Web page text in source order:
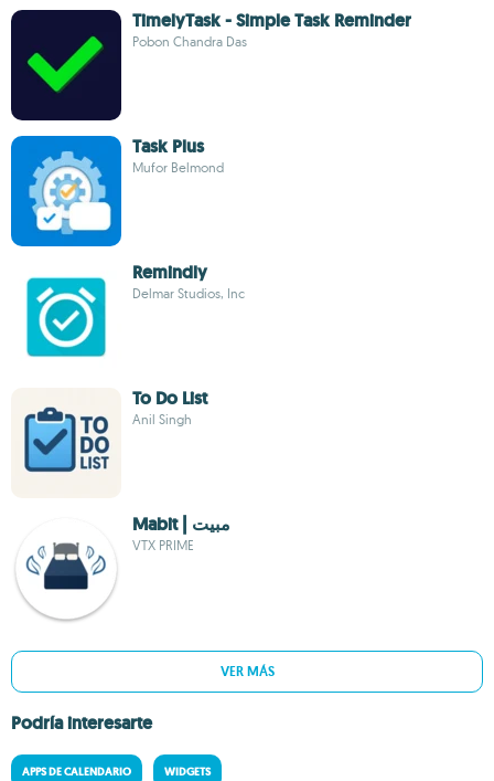
TimelyTask - Simple Task Reminder
Pobon Chandra Das
Task Plus
Mufor Belmond
Remindly
Delmar Studios, Inc
To Do List
Anil Singh
Mabit | مبيت
VTX PRIME
VER MÁS
Podría interesarte
APPS DE CALENDARIO WIDGETS